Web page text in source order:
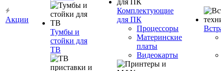
Акции
Тумбы и
стойки для
ТВ
Комплектующие
для ПК
Процессоры
Материнские
платы
Видеокарты